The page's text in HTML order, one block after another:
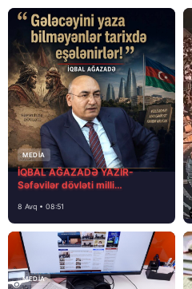
MEDİA
İQBAL AĞAZADƏ YAZIR-
Səfəvilər dövləti milli
8 Avq • 08:51
MEDİA